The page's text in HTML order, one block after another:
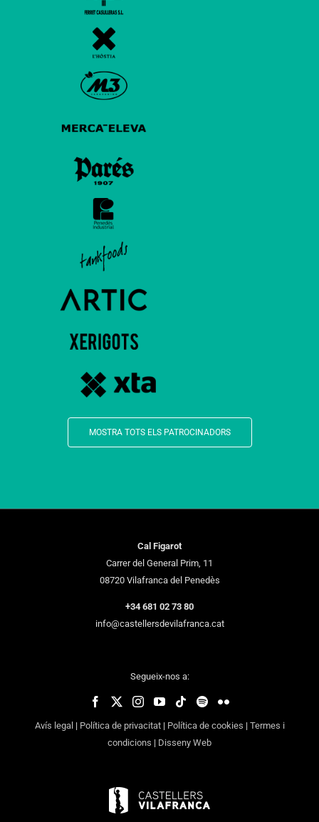
MOSTRA TOTS ELS PATROCINADORS
Cal Figarot
Carrer del General Prim, 11
08720 Vilafranca del Penedès
+34 681 02 73 80
info@castellersdevilafranca.cat
Segueix-nos a:
Avís legal | Política de privacitat| Política de cookies | Termes i
condicions | Disseny Web